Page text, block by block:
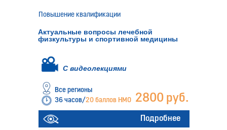
Актуальные вопросы лечебной
физкультуры и спортивной медицины
36 часов/20 баллов НМО 2800 руб.
Все регионы
Повышение квалификации
Подробнее
С видеолекциями